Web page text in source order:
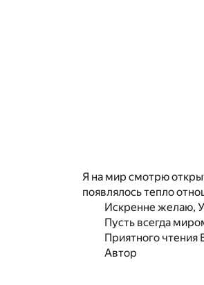
Я на мир смотрю
появлялось тепло
Искренне желаю,
Пусть всегда
Приятного чтения
Автор